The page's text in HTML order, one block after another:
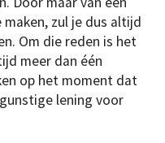
zul je dus altijd
Om die reden is het
meer dan één
op het moment dat
lening voor